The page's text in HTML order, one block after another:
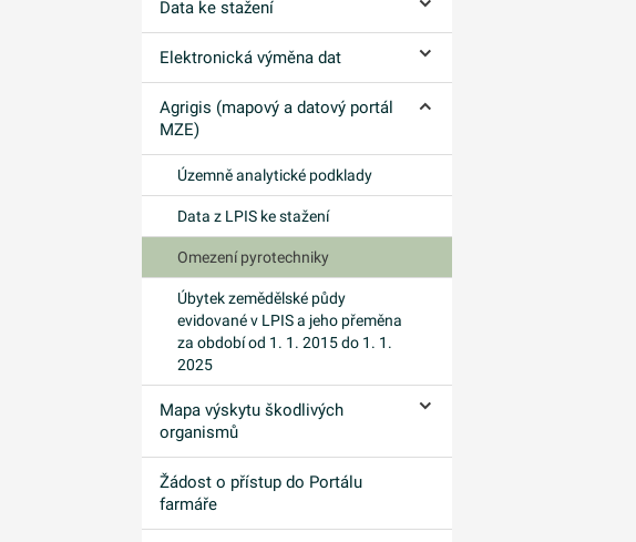
Data ke stažení
Elektronická výměna dat
Agrigis (mapový a datový portál
MZE)
Územně analytické podklady
Data z LPIS ke stažení
Omezení pyrotechniky
Úbytek zemědělské půdy
evidované v LPIS a jeho přeměna
za období od 1. 1. 2015 do 1. 1.
2025
Mapa výskytu škodlivých
organismů
Žádost o přístup do Portálu
farmáře